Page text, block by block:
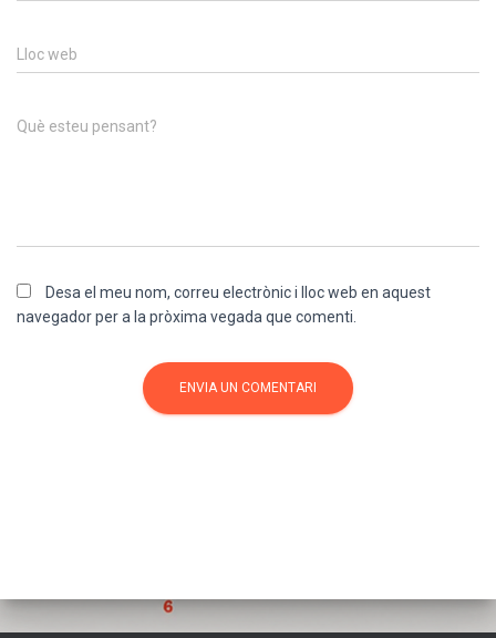
Lloc web
Què esteu pensant?
Desa el meu nom, correu electrònic i lloc web en aquest
navegador per a la pròxima vegada que comenti.